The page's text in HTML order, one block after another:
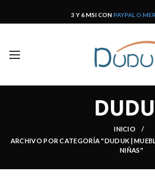
3 Y 6 MSI CON PAYPAL O
INICIO
ARCHIVO POR CATEGORÍA"DUDUK |
NIÑAS"